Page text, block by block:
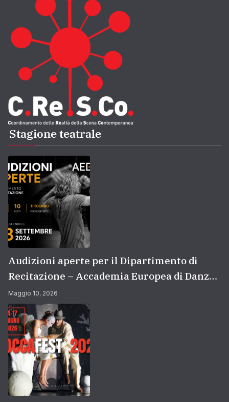
Stagione teatrale
Audizioni aperte per il Dipartimento di
Recitazione – Accademia Europea di Danza
(2026/2027) | Scuola di recitazione a Roma
Maggio 10, 2026